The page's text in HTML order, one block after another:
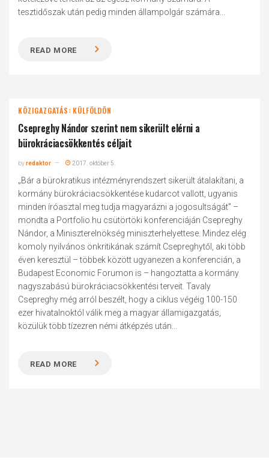
tesztidőszak után pedig minden állampolgár számára...
READ MORE
KÖZIGAZGATÁS: KÜLFÖLDÖN
Csepreghy Nándor szerint nem sikerült elérni a
bürokráciacsökkentés céljait
byredaktor 2017. október 5.
„Bár a bürokratikus intézményrendszert sikerült átalakítani, a
kormány bürokráciacsökkentése kudarcot vallott, ugyanis
minden íróasztal meg tudja magyarázni a jogosultságát” –
mondta a Portfolio.hu csütörtöki konferenciáján Csepreghy
Nándor, a Miniszterelnökség miniszterhelyettese. Mindez elég
komoly nyilvános önkritikának számít Csepreghytől, aki több
éven keresztül – többek között ugyanezen a konferencián, a
Budapest Economic Forumon is – hangoztatta a kormány
nagyszabású bürokráciacsökkentési terveit. Tavaly
Csepreghy még arról beszélt, hogy a ciklus végéig 100-150
ezer hivatalnoktól válik meg a magyar államigazgatás,
közülük több tízezren némi átképzés után...
READ MORE